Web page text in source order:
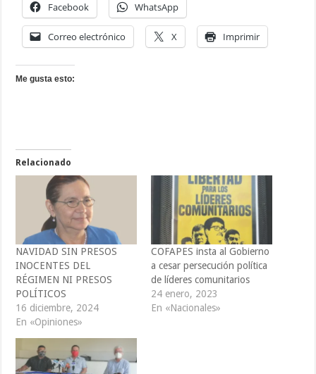
Facebook WhatsApp
Correo electrónico X Imprimir
Me gusta esto:
Relacionado
NAVIDAD SIN PRESOS
INOCENTES DEL
RÉGIMEN NI PRESOS
POLÍTICOS
16 diciembre, 2024
En «Opiniones»
COFAPES insta al Gobierno
a cesar persecución política
de líderes comunitarios
24 enero, 2023
En «Nacionales»